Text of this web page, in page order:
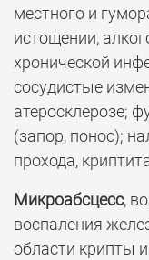
местного и
истощении,
хронической
сосудистые
атеросклерозе;
(запор, понос);
прохода,
Микроабсцесс,
воспаления
области крипты